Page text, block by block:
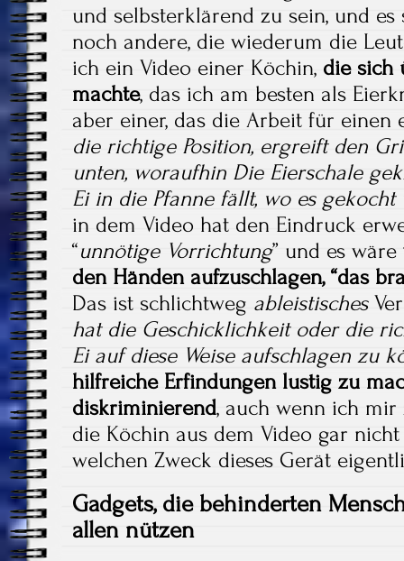
und selbsterklärend zu sein, und es
noch andere, die wiederum die
ich ein Video einer Köchin, die sich
machte, das ich am besten als
aber einer, das die Arbeit für einen
die richtige Position, ergreift den
unten, woraufhin Die Eierschale
Ei in die Pfanne fällt, wo es
in dem Video hat den Eindruck
“unnötige Vorrichtung” und es wäre
den Händen aufzuschlagen, “das
Das ist schlichtweg ableistisches
hat die Geschicklichkeit oder die
Ei auf diese Weise aufschlagen zu
hilfreiche Erfindungen lustig zu
diskriminierend, auch wenn ich mir
die Köchin aus dem Video gar
welchen Zweck dieses Gerät
Gadgets, die behinderten
allen nützen